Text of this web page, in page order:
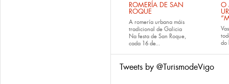
ROMERÍA DE SAN
ROQUE
A romería urbana máis
tradicional de Galicia
Na festa de San Roque,
cada 16 de...
O
do
Tweets by @TurismodeVigo